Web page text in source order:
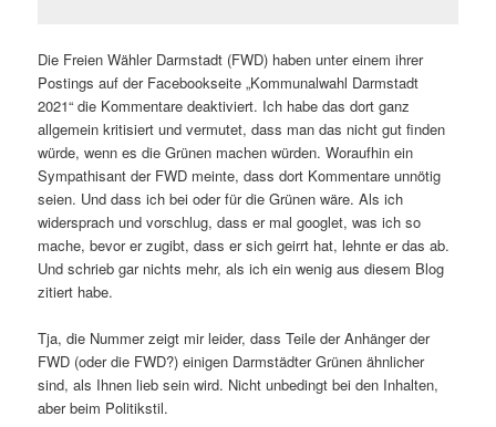
Die Freien Wähler Darmstadt (FWD) haben unter einem ihrer
Postings auf der Facebookseite „Kommunalwahl Darmstadt
2021“ die Kommentare deaktiviert. Ich habe das dort ganz
allgemein kritisiert und vermutet, dass man das nicht gut finden
würde, wenn es die Grünen machen würden. Woraufhin ein
Sympathisant der FWD meinte, dass dort Kommentare unnötig
seien. Und dass ich bei oder für die Grünen wäre. Als ich
widersprach und vorschlug, dass er mal googlet, was ich so
mache, bevor er zugibt, dass er sich geirrt hat, lehnte er das ab.
Und schrieb gar nichts mehr, als ich ein wenig aus diesem Blog
zitiert habe.
Tja, die Nummer zeigt mir leider, dass Teile der Anhänger der
FWD (oder die FWD?) einigen Darmstädter Grünen ähnlicher
sind, als Ihnen lieb sein wird. Nicht unbedingt bei den Inhalten,
aber beim Politikstil.